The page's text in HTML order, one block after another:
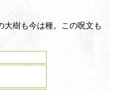
大樹も今は種。この呪文も